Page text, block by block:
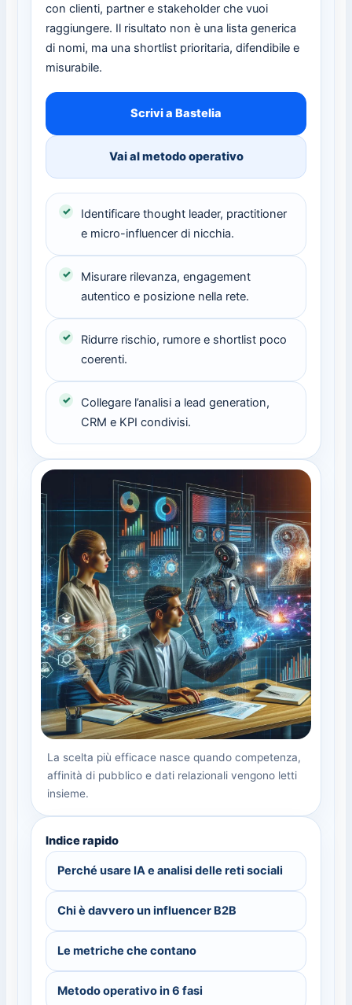
con clienti, partner e stakeholder che vuoi
raggiungere. Il risultato non è una lista generica
di nomi, ma una shortlist prioritaria, difendibile e
misurabile.
Scrivi a Bastelia
Vai al metodo operativo
Identificare thought leader, practitioner
e micro-influencer di nicchia.
Misurare rilevanza, engagement
autentico e posizione nella rete.
Ridurre rischio, rumore e shortlist poco
coerenti.
Collegare l’analisi a lead generation,
CRM e KPI condivisi.
La scelta più efficace nasce quando competenza,
affinità di pubblico e dati relazionali vengono letti
insieme.
Indice rapido
Perché usare IA e analisi delle reti sociali
Chi è davvero un influencer B2B
Le metriche che contano
Metodo operativo in 6 fasi